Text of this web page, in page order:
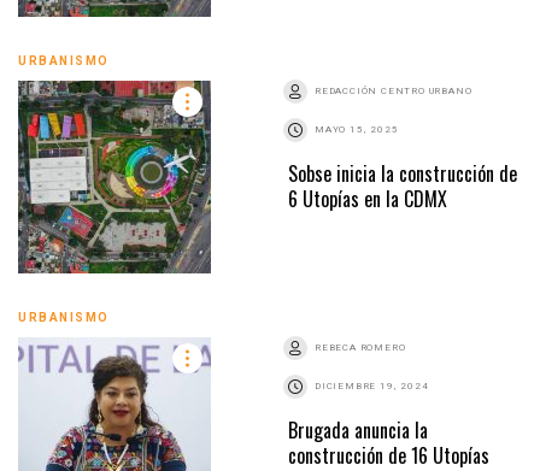
URBANISMO
REDACCIÓN CENTRO URBANO
MAYO 15, 2025
Sobse inicia la construcción de
6 Utopías en la CDMX
URBANISMO
REBECA ROMERO
DICIEMBRE 19, 2024
Brugada anuncia la
construcción de 16 Utopías